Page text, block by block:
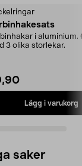
i aluminium.
3 olika storlekar.
Lägg i varukorg
saker